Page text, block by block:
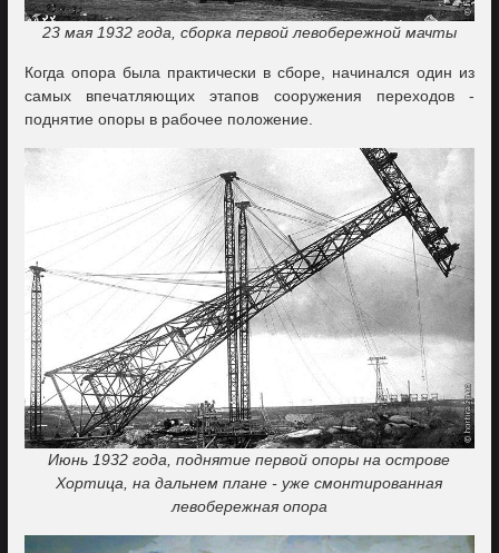
23 мая 1932 года, сборка первой левобережной мачты
Когда опора была практически в сборе, начинался один из
самых впечатляющих этапов сооружения переходов -
поднятие опоры в рабочее положение.
Июнь 1932 года, поднятие первой опоры на острове
Хортица, на дальнем плане - уже смонтированная
левобережная опора